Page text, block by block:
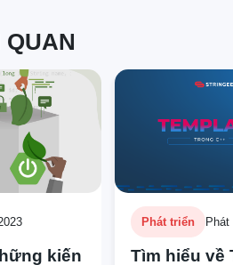
QUAN
kiến
Phát triển Phát
Tìm hiểu về